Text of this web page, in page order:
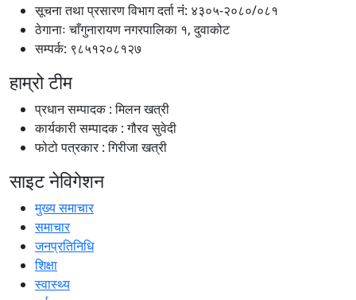
सूचना तथा प्रसारण विभाग दर्ता नंं: ४३०५-२०८०/०८१
ठेगानाः चाँगुनारायण नगरपालिका १, दुवाकोट
सम्पर्क: ९८५१२०८१२७
हाम्रो टीम
प्रधान सम्पादक : मिलन खत्री
कार्यकारी सम्पादक : गौरव सुवेदी
फोटो पत्रकार : गिरीजा खत्री
साइट नेविगेशन
मुख्य समाचार
समाचार
जनप्रतिनिधि
शिक्षा
स्वास्थ्य